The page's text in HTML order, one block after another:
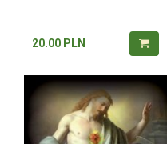
20.00 PLN